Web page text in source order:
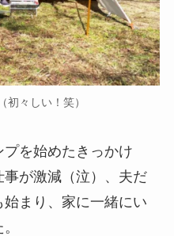
初々しい！笑）
プを始めたきっかけ
が激減（泣）、夫だ
まり、家に一緒にい